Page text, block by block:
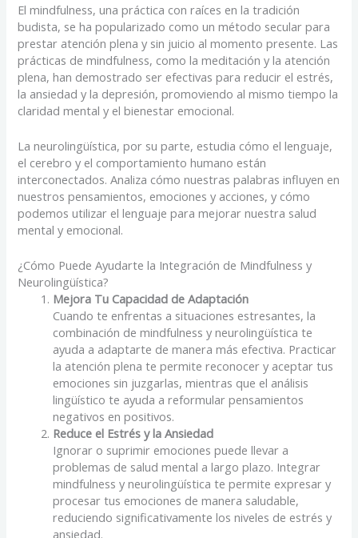
El mindfulness, una práctica con raíces en la tradición
budista, se ha popularizado como un método secular para
prestar atención plena y sin juicio al momento presente. Las
prácticas de mindfulness, como la meditación y la atención
plena, han demostrado ser efectivas para reducir el estrés,
la ansiedad y la depresión, promoviendo al mismo tiempo la
claridad mental y el bienestar emocional.
La neurolingüística, por su parte, estudia cómo el lenguaje,
el cerebro y el comportamiento humano están
interconectados. Analiza cómo nuestras palabras influyen en
nuestros pensamientos, emociones y acciones, y cómo
podemos utilizar el lenguaje para mejorar nuestra salud
mental y emocional.
¿Cómo Puede Ayudarte la Integración de Mindfulness y
Neurolingüística?
Mejora Tu Capacidad de Adaptación
Cuando te enfrentas a situaciones estresantes, la
combinación de mindfulness y neurolingüística te
ayuda a adaptarte de manera más efectiva. Practicar
la atención plena te permite reconocer y aceptar tus
emociones sin juzgarlas, mientras que el análisis
lingüístico te ayuda a reformular pensamientos
negativos en positivos.
Reduce el Estrés y la Ansiedad
Ignorar o suprimir emociones puede llevar a
problemas de salud mental a largo plazo. Integrar
mindfulness y neurolingüística te permite expresar y
procesar tus emociones de manera saludable,
reduciendo significativamente los niveles de estrés y
ansiedad.